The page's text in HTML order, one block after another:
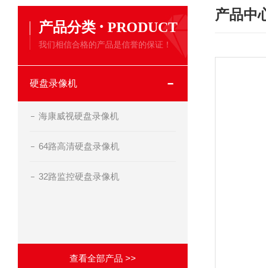
产品分类 · PRODUCT
我们相信合格的产品是信誉的保证！
硬盘录像机
海康威视硬盘录像机
64路高清硬盘录像机
32路监控硬盘录像机
查看全部产品 >>
产品中